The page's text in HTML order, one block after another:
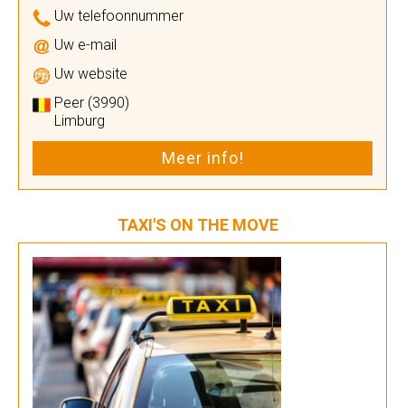
Uw telefoonnummer
Uw e-mail
Uw website
Peer (3990)
Limburg
Meer info!
TAXI'S ON THE MOVE